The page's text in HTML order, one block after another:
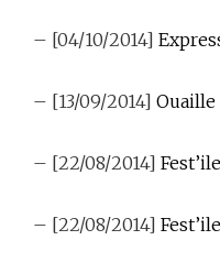
– [04/10/2014]
– [13/09/2014] Ouaille
– [22/08/2014]
– [22/08/2014]